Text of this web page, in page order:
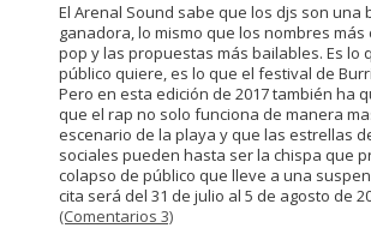
El Arenal Sound sabe que los djs son una
ganadora, lo mismo que los nombres más
pop y las propuestas más bailables. Es lo
público quiere, es lo que el festival de
Pero en esta edición de 2017 también ha
que el rap no solo funciona de manera
escenario de la playa y que las estrellas
sociales pueden hasta ser la chispa que
colapso de público que lleve a una
cita será del 31 de julio al 5 de agosto de
(Comentarios 3)